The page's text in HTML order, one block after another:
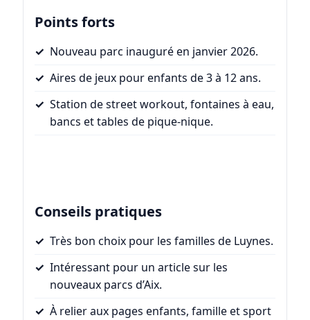
Points forts
Nouveau parc inauguré en janvier 2026.
Aires de jeux pour enfants de 3 à 12 ans.
Station de street workout, fontaines à eau,
bancs et tables de pique-nique.
Conseils pratiques
Très bon choix pour les familles de Luynes.
Intéressant pour un article sur les
nouveaux parcs d’Aix.
À relier aux pages enfants, famille et sport